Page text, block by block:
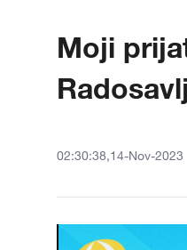
Moji
02:30:38,14-Nov-2023